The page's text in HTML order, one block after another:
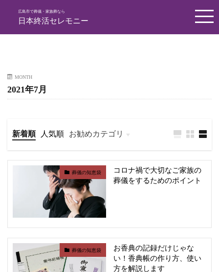
広島市で葬儀・家族葬なら
日本終活セレモニー
MONTH
2021年7月
新着順 人気順
お勧めカテゴリ
葬儀の知恵袋
コロナ禍で大切なご家族の
葬儀をするためのポイント
葬儀の知恵袋
お香典の記録だけじゃな
い！香典帳の作り方、使い
方を解説します